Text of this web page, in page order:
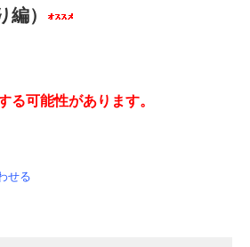
）
る可能性があります。
せる